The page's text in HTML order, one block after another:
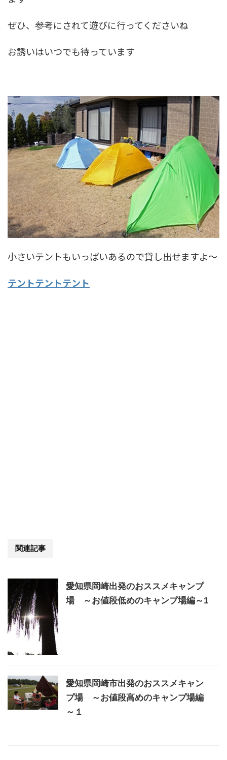
ぜひ、参考にされて遊びに行ってくださいね
お誘いはいつでも待っています
小さいテントもいっぱいあるので貸し出せますよ～
テントテントテント
関連記事
愛知県岡崎出発のおススメキャンプ
場 ～お値段低めのキャンプ場編～1
愛知県岡崎市出発のおススメキャン
プ場 ～お値段高めのキャンプ場編
～１